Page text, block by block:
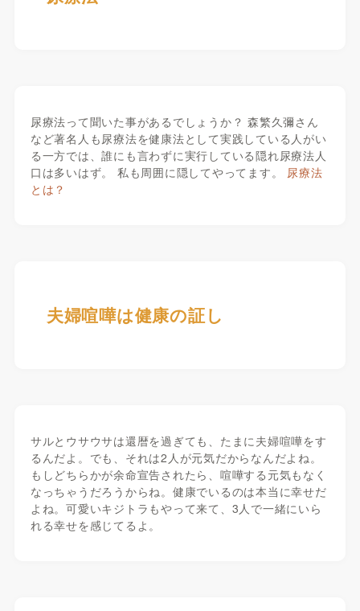
尿療法って聞いた事があるでしょうか？ 森繁久彌さん
など著名人も尿療法を健康法として実践している人がい
る一方では、誰にも言わずに実行している隠れ尿療法人
口は多いはず。 私も周囲に隠してやってます。 尿療法
とは？
夫婦喧嘩は健康の証し
サルとウサウサは還暦を過ぎても、たまに夫婦喧嘩をす
るんだよ。でも、それは2人が元気だからなんだよね。
もしどちらかが余命宣告されたら、喧嘩する元気もなく
なっちゃうだろうからね。健康でいるのは本当に幸せだ
よね。可愛いキジトラもやって来て、3人で一緒にいら
れる幸せを感じてるよ。